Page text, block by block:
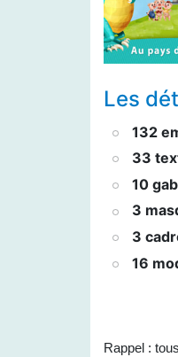
Les
132
33
10
3
3
16
Rappel :